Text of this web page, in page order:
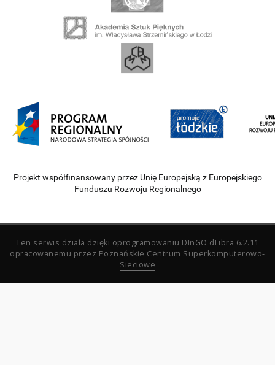
Projekt współfinansowany przez Unię Europejską z Europejskiego
Funduszu Rozwoju Regionalnego
Ten serwis działa dzięki oprogramowaniu DInGO dLibra 6.2.11
opracowanemu przez Poznańskie Centrum Superkomputerowo-
Sieciowe